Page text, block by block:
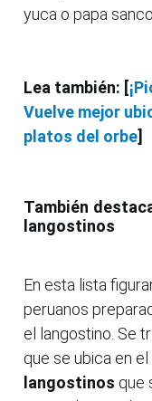
yuca o papa
Lea también: [
Vuelve mejor
platos del orbe]
También
langostinos
En esta lista
peruanos
el langostino. Se
que se ubica en
langostinos que